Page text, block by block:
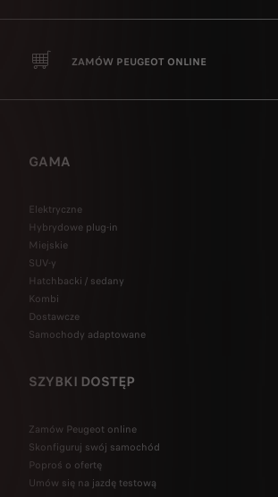
ZAMÓW PEUGEOT ONLINE
GAMA
Elektryczne
Hybrydowe plug-in
Miejskie
SUV-y
Hatchbacki / sedany
Kombi
Dostawcze
Samochody adaptowane
SZYBKI DOSTĘP
Zamów Peugeot online
Skonfiguruj swój samochód
Poproś o ofertę
Umów się na jazdę testową